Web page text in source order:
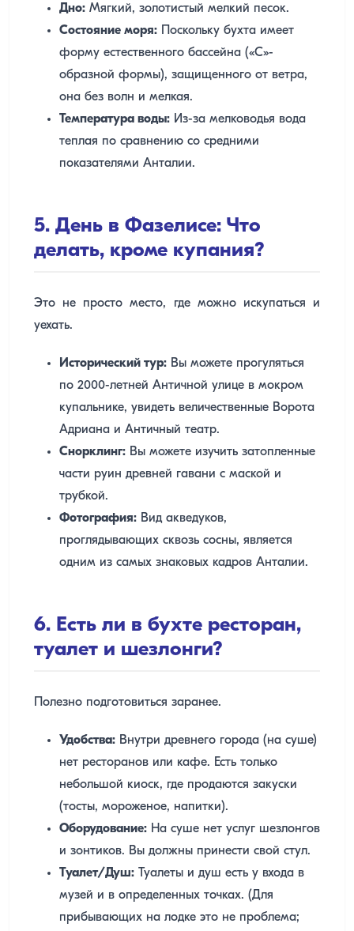
Дно: Мягкий, золотистый мелкий песок.
Состояние моря: Поскольку бухта имеет
форму естественного бассейна («C»-
образной формы), защищенного от ветра,
она без волн и мелкая.
Температура воды: Из-за мелководья вода
теплая по сравнению со средними
показателями Анталии.
5. День в Фазелисе: Что
делать, кроме купания?
Это не просто место, где можно искупаться и
уехать.
Исторический тур: Вы можете прогуляться
по 2000-летней Античной улице в мокром
купальнике, увидеть величественные Ворота
Адриана и Античный театр.
Снорклинг: Вы можете изучить затопленные
части руин древней гавани с маской и
трубкой.
Фотография: Вид акведуков,
проглядывающих сквозь сосны, является
одним из самых знаковых кадров Анталии.
6. Есть ли в бухте ресторан,
туалет и шезлонги?
Полезно подготовиться заранее.
Удобства: Внутри древнего города (на суше)
нет ресторанов или кафе. Есть только
небольшой киоск, где продаются закуски
(тосты, мороженое, напитки).
Оборудование: На суше нет услуг шезлонгов
и зонтиков. Вы должны принести свой стул.
Туалет/Душ: Туалеты и душ есть у входа в
музей и в определенных точках. (Для
прибывающих на лодке это не проблема;